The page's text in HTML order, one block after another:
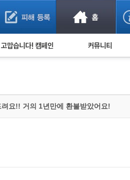
사기 예방했어요!
요!! 거의 1년만에 환불받았어요!